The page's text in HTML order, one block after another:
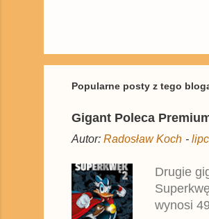
Popularne posty z tego
Gigant Poleca
Autor: Radosław Koch -
Drugie
wynosi